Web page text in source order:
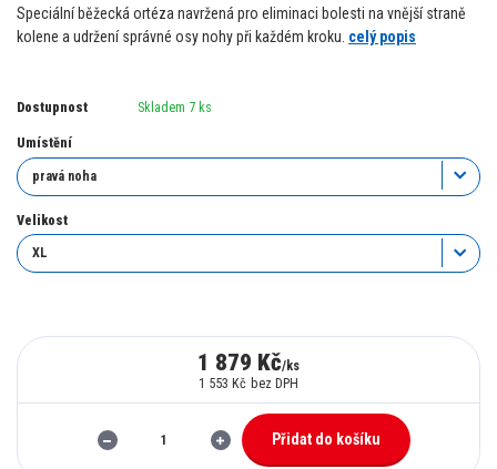
Speciální běžecká ortéza navržená pro eliminaci bolesti na vnější straně
kolene a udržení správné osy nohy při každém kroku. celý popis
Dostupnost Skladem 7 ks
Umístění
Velikost
1 879 Kč/ks
1 553 Kč bez DPH
Přidat do košíku